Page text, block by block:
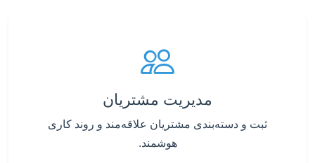
مدیریت مشتریان
ثبت و دسته‌بندی مشتریان علاقه‌مند و روند کاری
هوشمند.